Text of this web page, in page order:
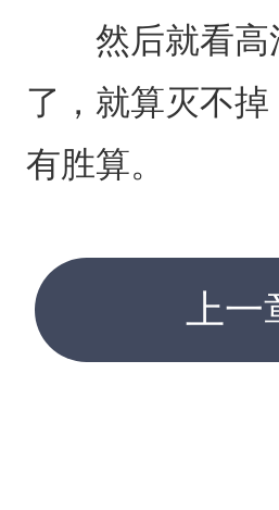
然后就看高
了，就算灭不
有胜算。
上一